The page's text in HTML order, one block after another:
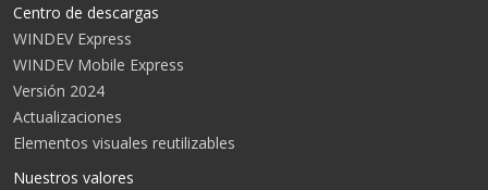
Centro de descargas
WINDEV Express
WINDEV Mobile Express
Versión 2024
Actualizaciones
Elementos visuales reutilizables
Nuestros valores